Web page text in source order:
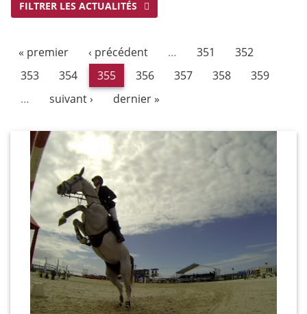
FILTRER LES ACTUALITÉS
« premier ‹ précédent … 351
352
353
354 355 356 357 358
359
…
suivant › dernier »